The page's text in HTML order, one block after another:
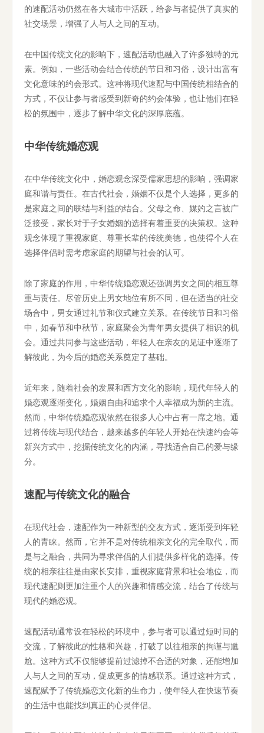
的速配活动仍然在各大城市中活跃，给参与者提供了真实的
社交场景，增强了人与人之间的互动。
在中国传统文化的影响下，速配活动也融入了许多独特的元
素。例如，一些活动会结合传统的节日和习俗，设计出富有
文化意味的约会形式。这种将现代速配与中国传统相结合的
方式，不仅让参与者感受到新奇的约会体验，也让他们在轻
松的氛围中，逐步了解中华文化的深厚底蕴。
中华传统婚恋观
在中华传统文化中，婚恋观念深受儒家思想的影响，强调家
庭和谐与责任。在古代社会，婚姻不仅是个人选择，更多的
是家庭之间的联结与利益的结合。父母之命、媒妁之言被广
泛接受，家长对于子女婚姻的选择有着重要的决策权。这种
观念体现了重视家庭、尊重长辈的传统美德，也使得个人在
选择伴侣时需考虑家庭的期望与社会的认可。
除了家庭的作用，中华传统婚恋观还强调男女之间的相互尊
重与责任。尽管历史上男女地位有所不同，但在适当的社交
场合中，男女通过礼节和仪式建立关系。在传统节日和习俗
中，如春节和中秋节，家庭聚会为青年男女提供了相识的机
会。通过共同参与这些活动，年轻人在亲友的见证中逐渐了
解彼此，为今后的婚恋关系奠定了基础。
近年来，随着社会的发展和西方文化的影响，现代年轻人的
婚恋观逐渐变化，婚姻自由和追求个人幸福成为新的主流。
然而，中华传统婚恋观依然在很多人心中占有一席之地。通
过将传统与现代结合，越来越多的年轻人开始在快速约会等
新兴方式中，挖掘传统文化的内涵，寻找适合自己的爱与缘
分。
速配与传统文化的融合
在现代社会，速配作为一种新型的交友方式，逐渐受到年轻
人的青睐。然而，它并不是对传统相亲文化的完全取代，而
是与之融合，共同为寻求伴侣的人们提供多样化的选择。传
统的相亲往往是由家长安排，重视家庭背景和社会地位，而
现代速配则更加注重个人的兴趣和情感交流，结合了传统与
现代的婚恋观。
速配活动通常设在轻松的环境中，参与者可以通过短时间的
交流，了解彼此的性格和兴趣，打破了以往相亲的拘谨与尴
尬。这种方式不仅能够提前过滤掉不合适的对象，还能增加
人与人之间的互动，促成更多的情感联系。通过这种方式，
速配赋予了传统婚恋文化新的生命力，使年轻人在快速节奏
的生活中也能找到真正的心灵伴侣。